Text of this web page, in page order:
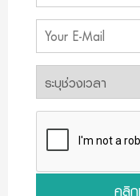
คลิ